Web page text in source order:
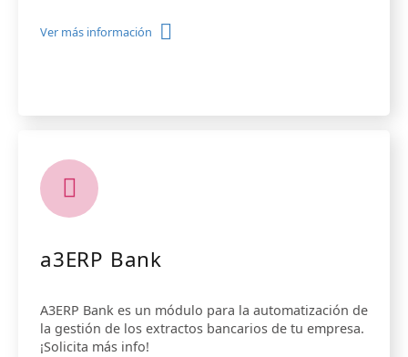
Ver más información
a3ERP Bank
A3ERP Bank es un módulo para la automatización de
la gestión de los extractos bancarios de tu empresa.
¡Solicita más info!